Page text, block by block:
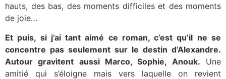
hauts, des bas, des moments difficiles et des moments
de joie…
Et puis, si j’ai tant aimé ce roman, c’est qu’il ne se
concentre pas seulement sur le destin d’Alexandre.
Autour gravitent aussi Marco, Sophie, Anouk. Une
amitié qui s’éloigne mais vers laquelle on revient